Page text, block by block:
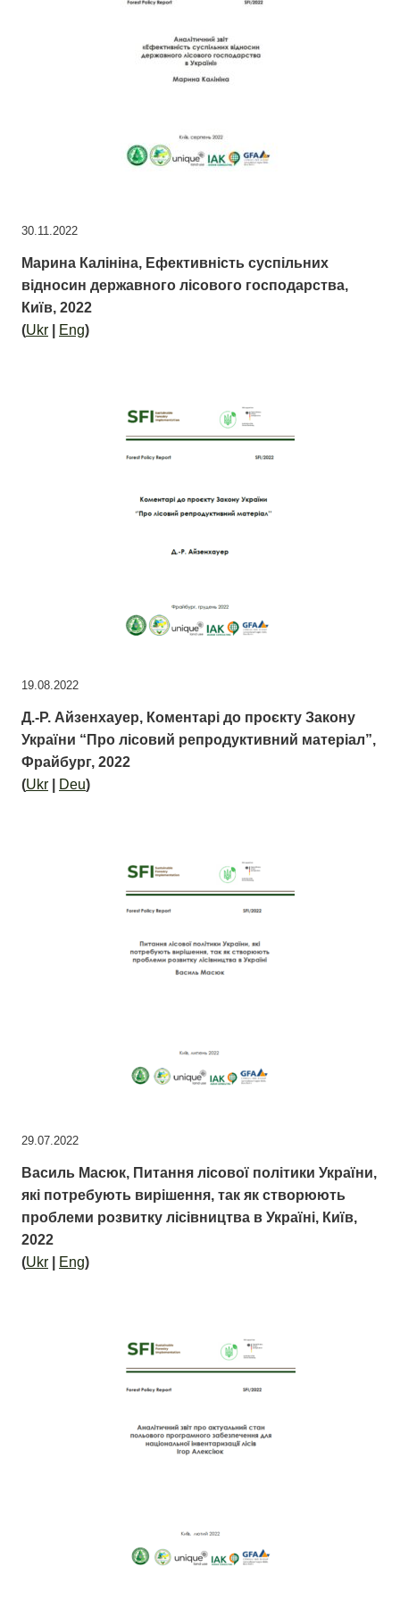
Марина Калініна, Ефективність суспільних
відносин державного лісового господарства,
Київ, 2022
(Ukr Eng)
30.11.2022
Д.-Р. Айзенхауер, Коментарі до проєкту Закону
України “Про лісовий репродуктивний матеріал”,
Фрайбург, 2022
(Ukr Deu)
19.08.2022
Василь Маcюк, Питання лісової політики України,
які потребують вирішення, так як створюють
проблеми розвитку лісівництва в Україні, Київ,
2022
(Ukr Eng)
29.07.2022